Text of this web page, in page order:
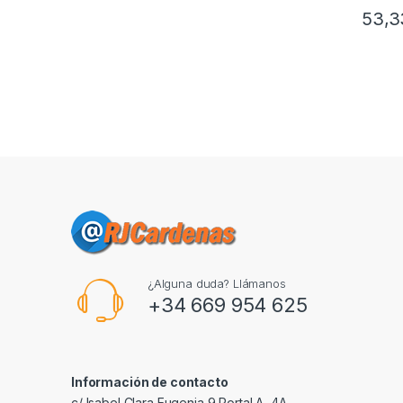
¿Alguna duda? Llámanos
+34 669 954 625
Información de contacto